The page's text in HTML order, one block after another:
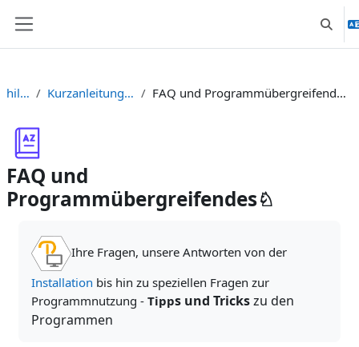
hilfe Kurzanleitungen FAQ und Programmübergreifendes♘
FAQ und
Programmübergreifendes♘
Ihre Fragen, unsere Antworten von der
Installation bis hin zu speziellen Fragen zur
Programmnutzung - Tipps und Trickszu den
Programmen